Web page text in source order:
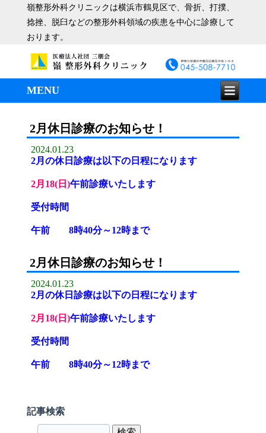
嶺整形外科クリニックは横浜市鶴見区で、骨折、打撲、
捻挫、脱臼などの整形外科領域の疾患を中心に診療して
おります。
MENU
2月休日診療のお知らせ！
2024.01.23
2月の休日診療は以下の日程になります
2月18(日)午前診療いたします
受付時間
午前 8時40分～12時まで
2月休日診療のお知らせ！
2024.01.23
2月の休日診療は以下の日程になります
2月18(日)午前診療いたします
受付時間
午前 8時40分～12時まで
記事検索